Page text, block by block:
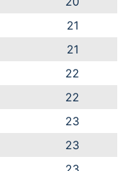
21
21
22
22
23
23